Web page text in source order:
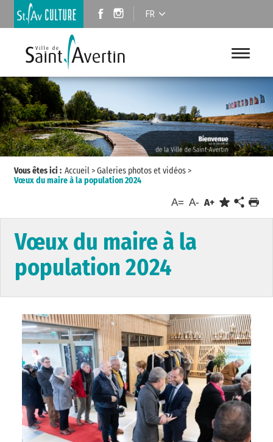
FR
Vous êtes ici : Accueil>Galeries photos et vidéos>
Vœux du maire à la population 2024
A= A- A+
Vœux du maire à la
population 2024